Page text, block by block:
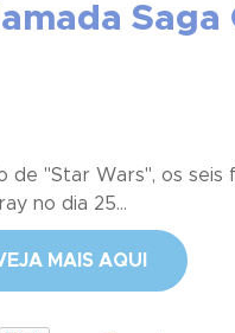
Saga
"Star Wars", os
no dia 25...
MAIS AQUI